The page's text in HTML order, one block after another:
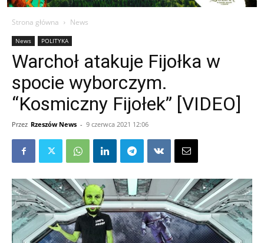
Strona główna News
News POLITYKA
Warchoł atakuje Fijołka w
spocie wyborczym.
“Kosmiczny Fijołek” [VIDEO]
Przez Rzeszów News - 9 czerwca 2021 12:06